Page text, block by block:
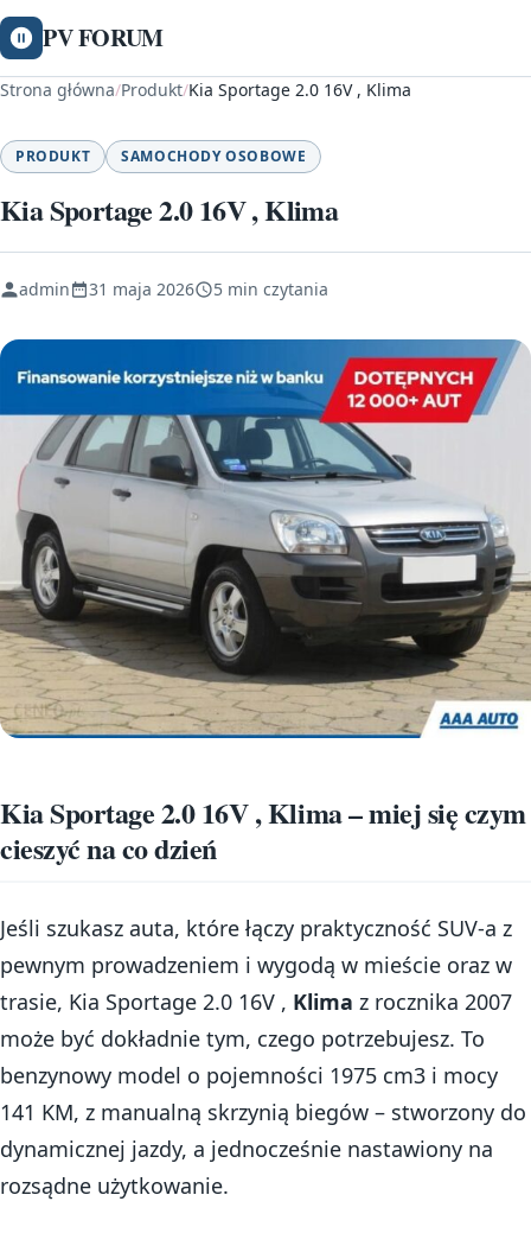
PV FORUM
Strona główna/Produkt/Kia Sportage 2.0 16V , Klima
PRODUKT SAMOCHODY OSOBOWE
Kia Sportage 2.0 16V , Klima
admin 31 maja 2026 5 min czytania
Kia Sportage 2.0 16V , Klima – miej się czym
cieszyć na co dzień
Jeśli szukasz auta, które łączy praktyczność SUV-a z
pewnym prowadzeniem i wygodą w mieście oraz w
trasie, Kia Sportage 2.0 16V , Klima z rocznika 2007
może być dokładnie tym, czego potrzebujesz. To
benzynowy model o pojemności 1975 cm3 i mocy
141 KM, z manualną skrzynią biegów – stworzony do
dynamicznej jazdy, a jednocześnie nastawiony na
rozsądne użytkowanie.